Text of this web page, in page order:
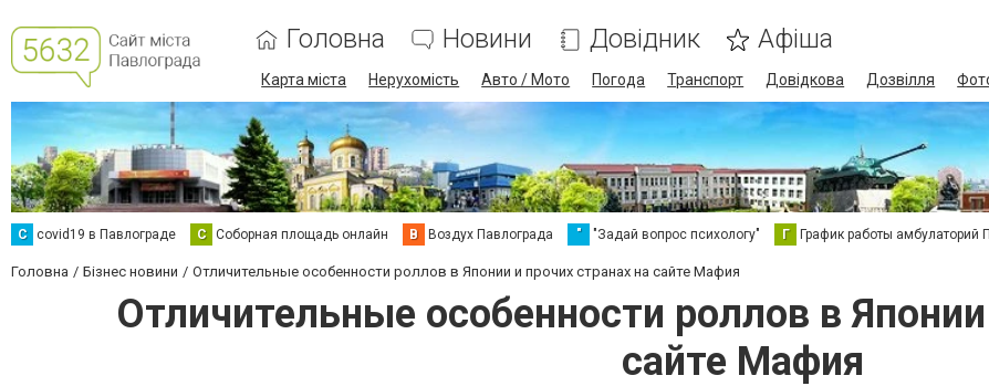
Головна Новини Довідник Афіша
Карта міста Нерухомість Авто / Мото Погода Транспорт Довідкова Дозвілля
C covid19 в Павлограде С Соборная площадь онлайн В Воздух Павлограда " "Задай вопрос психологу" Г График работы амбулаторий
Головна Бізнес новини Отличительные особенности роллов в Японии и прочих странах на сайте Мафия
Отличительные особенности роллов в
сайте Мафия